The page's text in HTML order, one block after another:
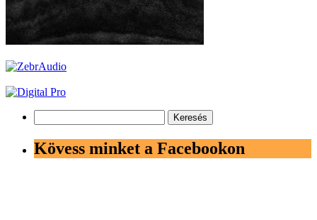
Kövess minket a Facebookon